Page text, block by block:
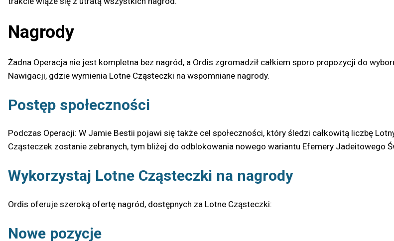
Nagrody
Żadna Operacja nie jest kompletna bez nagród, a Ordis zgromadził całkiem sporo propozycji do
Nawigacji, gdzie wymienia Lotne Cząsteczki na wspomniane nagrody.
Postęp społeczności
Podczas Operacji: W Jamie Bestii pojawi się także cel społeczności, który śledzi całkowitą liczbę
Cząsteczek zostanie zebranych, tym bliżej do odblokowania nowego wariantu Efemery Jadeitowego
Wykorzystaj Lotne Cząsteczki na nagrody
Ordis oferuje szeroką ofertę nagród, dostępnych za Lotne Cząsteczki:
Nowe pozycje